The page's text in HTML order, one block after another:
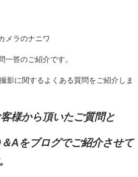
メラのナニワ
答のご紹介です。
影に関するよくある質問をご紹介しま
様から頂いたご質問と
Aをブログでご紹介させて